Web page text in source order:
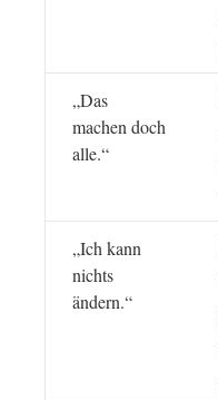
„Das
machen doch
alle.“
„Ich kann
nichts
ändern.“